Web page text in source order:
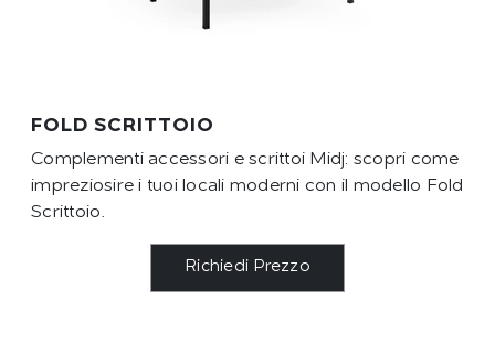
FOLD SCRITTOIO
Complementi accessori e scrittoi Midj: scopri come
impreziosire i tuoi locali moderni con il modello Fold
Scrittoio.
Richiedi Prezzo